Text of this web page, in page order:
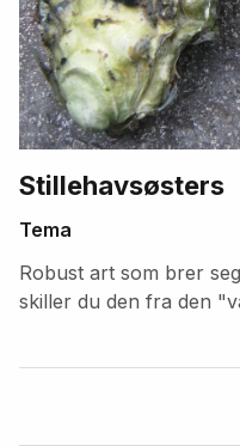
Stillehavsøsters
Tema
Robust art som brer
skiller du den fra den